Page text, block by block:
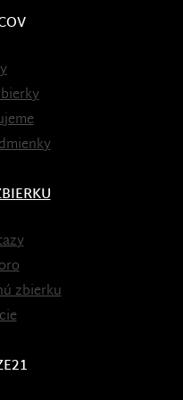
zbierku